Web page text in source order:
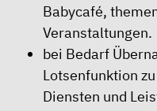
Babycafé,
Veranstaltungen.
bei Bedarf
Lotsenfunktion
Diensten und